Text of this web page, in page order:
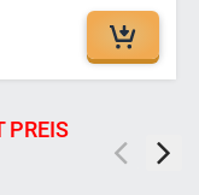
PREIS